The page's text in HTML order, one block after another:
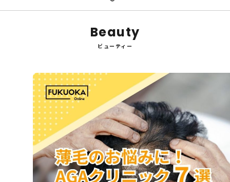
Link
Beauty
ビューティー